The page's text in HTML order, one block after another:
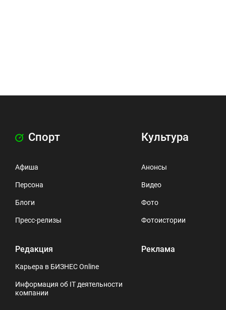
Спорт
Афиша
Персона
Блоги
Пресс-релизы
Редакция
Карьера в БИЗНЕС Online
Информация об IT деятельности
компании
Культура
Анонсы
Видео
Фото
Фотоистории
Реклама